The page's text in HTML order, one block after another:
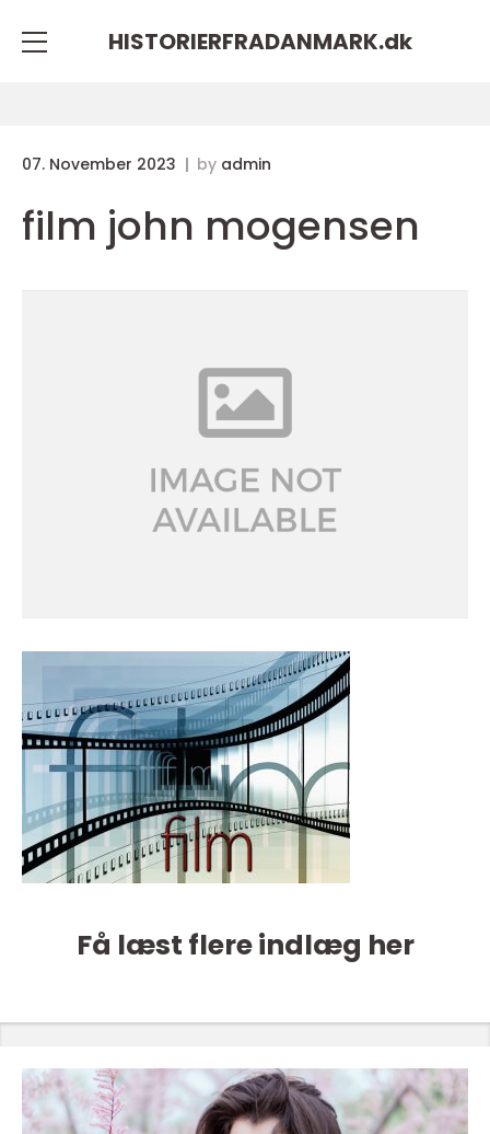
HISTORIERFRADANMARK.dk
07. November 2023 by admin
film john mogensen
Få læst flere indlæg her